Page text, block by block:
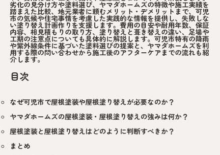
劣化の見分け方や塗料選び、ヤマダホームズの特徴や施工実績を
踏まえた比較、地元業者に頼むメリット・デメリットまで、可児
市の気候や住宅事情を考慮した実践的な情報を提供し、失敗しな
い塗り替え計画作りを支援します。費用の目安や耐用年数、保証
内容、相見積もりの取り方、塗り替えと葺き替えの違い、足場や
工期の注意点についても具体的に解説します。可児市特有の降雨
や紫外線条件に基づいた塗料選びの提案と、ヤマダホームズを利
用する際の問い合わせから施工後のアフターケアまでの流れも紹
介します。
目次
なぜ可児市で屋根塗装や屋根塗り替えが必要なのか？
ヤマダホームズの屋根塗装・屋根塗り替えの強みは何か？
屋根塗装と屋根塗り替えはどのように判断すべきか？
まとめ